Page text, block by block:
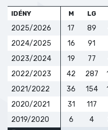
IDÉNY M LG
2025/2026 17 89
2024/2025
16 91
2023/2024
19 77
2022/2023
42 287
2021/2022
36 154
2020/2021
31 117
2019/2020
6 4